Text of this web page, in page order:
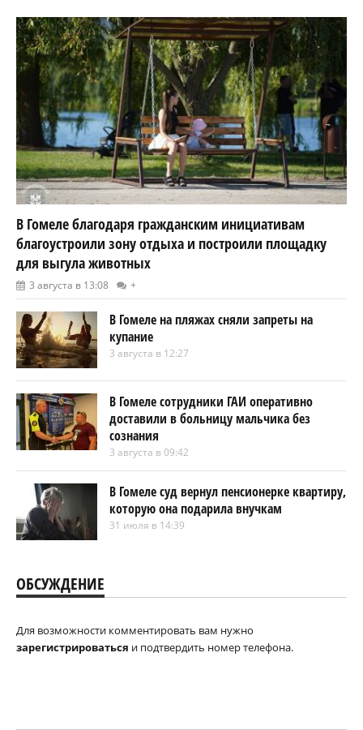
В Гомеле благодаря гражданским инициативам
благоустроили зону отдыха и построили площадку
для выгула животных
3 августа в 13:08 +
В Гомеле на пляжах сняли запреты на
купание
3 августа в 12:27
В Гомеле сотрудники ГАИ оперативно
доставили в больницу мальчика без
сознания
3 августа в 09:42
В Гомеле суд вернул пенсионерке квартиру,
которую она подарила внучкам
31 июля в 14:39
ОБСУЖДЕНИЕ
Для возможности комментировать вам нужно
зарегистрироваться и подтвердить номер телефона.